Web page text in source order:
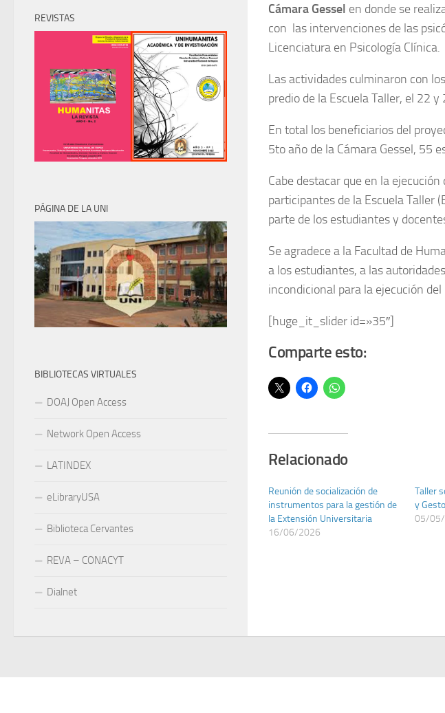
Cámara Gessel en donde se
con las intervenciones de las
Licenciatura en Psicología Clínica.
Las actividades culminaron con
predio de la Escuela Taller, el 22
En total los beneficiarios del
5to año de la Cámara Gessel, 55
Cabe destacar que en la
participantes de la Escuela Taller
parte de los estudiantes y
Se agradece a la Facultad de
a los estudiantes, a las
incondicional para la ejecución del
[huge_it_slider id=»35″]
Comparte esto:
Relacionado
Reunión de socialización de
instrumentos para la gestión de
la Extensión Universitaria
16/06/2026
Taller
y
05/
REVISTAS
PÁGINA DE LA UNI
BIBLIOTECAS VIRTUALES
DOAJ Open Access
Network Open Access
LATINDEX
eLibraryUSA
Biblioteca Cervantes
REVA – CONACYT
Dialnet